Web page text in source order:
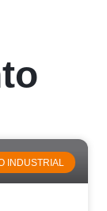
INDUSTRIAL